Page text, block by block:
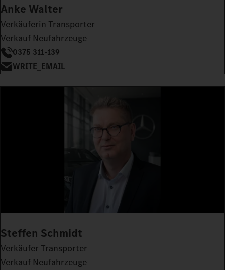
Anke Walter
Verkäuferin Transporter
Verkauf Neufahrzeuge
0375 311-139
WRITE_EMAIL
Steffen Schmidt
Verkäufer Transporter
Verkauf Neufahrzeuge